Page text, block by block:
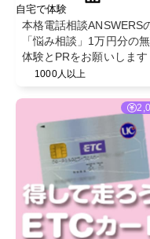
自宅で体験
本格電話相談ANSWERS
「悩み相談」1万円分の
体験とPRをお願いします
1000人以上